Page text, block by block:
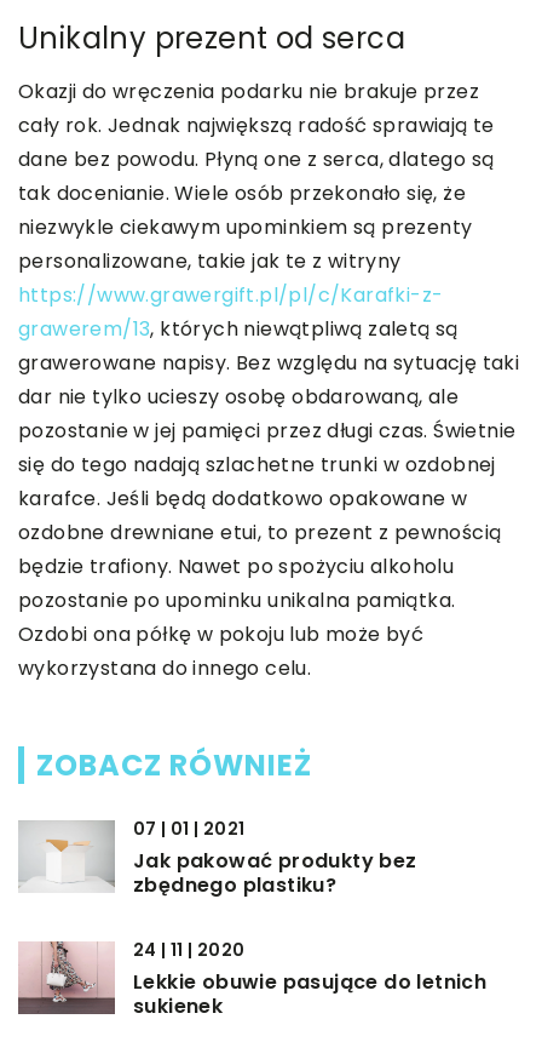
Unikalny prezent od serca
Okazji do wręczenia podarku nie brakuje przez
cały rok. Jednak największą radość sprawiają te
dane bez powodu. Płyną one z serca, dlatego są
tak docenianie. Wiele osób przekonało się, że
niezwykle ciekawym upominkiem są prezenty
personalizowane, takie jak te z witryny
https://www.grawergift.pl/pl/c/Karafki-z-
grawerem/13, których niewątpliwą zaletą są
grawerowane napisy. Bez względu na sytuację taki
dar nie tylko ucieszy osobę obdarowaną, ale
pozostanie w jej pamięci przez długi czas. Świetnie
się do tego nadają szlachetne trunki w ozdobnej
karafce. Jeśli będą dodatkowo opakowane w
ozdobne drewniane etui, to prezent z pewnością
będzie trafiony. Nawet po spożyciu alkoholu
pozostanie po upominku unikalna pamiątka.
Ozdobi ona półkę w pokoju lub może być
wykorzystana do innego celu.
ZOBACZ RÓWNIEŻ
07 | 01 | 2021
Jak pakować produkty bez
zbędnego plastiku?
24 | 11 | 2020
Lekkie obuwie pasujące do letnich
sukienek